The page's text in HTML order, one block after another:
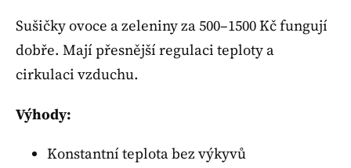
Sušičky ovoce a zeleniny za 500–1500 Kč fungují
dobře. Mají přesnější regulaci teploty a
cirkulaci vzduchu.
Výhody:
Konstantní teplota bez výkyvů